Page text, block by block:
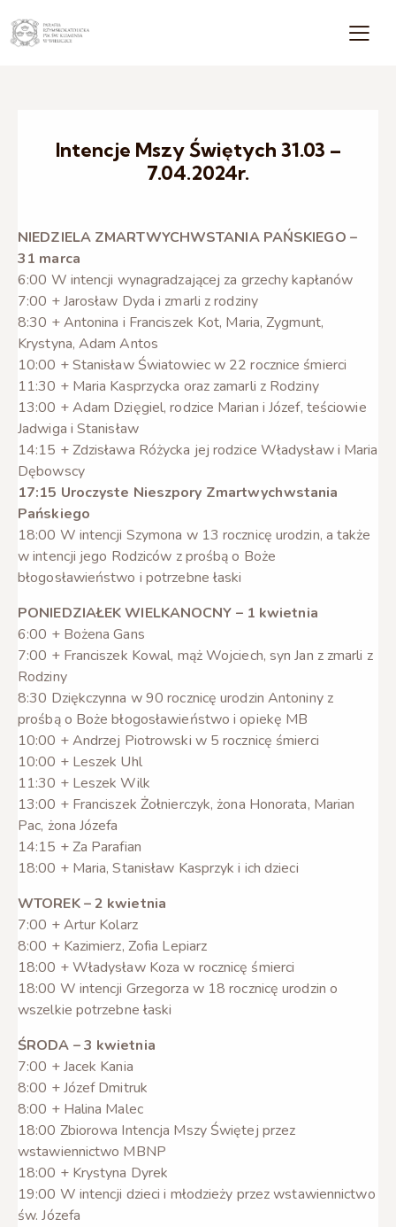
Intencje Mszy Świętych 31.03 –
7.04.2024r.
NIEDZIELA ZMARTWYCHWSTANIA PAŃSKIEGO –
31 marca
6:00 W intencji wynagradzającej za grzechy kapłanów
7:00 + Jarosław Dyda i zmarli z rodziny
8:30 + Antonina i Franciszek Kot, Maria, Zygmunt,
Krystyna, Adam Antos
10:00 + Stanisław Światowiec w 22 rocznice śmierci
11:30 + Maria Kasprzycka oraz zamarli z Rodziny
13:00 + Adam Dzięgiel, rodzice Marian i Józef, teściowie
Jadwiga i Stanisław
14:15 + Zdzisława Różycka jej rodzice Władysław i Maria
Dębowscy
17:15 Uroczyste Nieszpory Zmartwychwstania
Pańskiego
18:00 W intencji Szymona w 13 rocznicę urodzin, a także
w intencji jego Rodziców z prośbą o Boże
błogosławieństwo i potrzebne łaski
PONIEDZIAŁEK WIELKANOCNY – 1 kwietnia
6:00 + Bożena Gans
7:00 + Franciszek Kowal, mąż Wojciech, syn Jan z zmarli z
Rodziny
8:30 Dziękczynna w 90 rocznicę urodzin Antoniny z
prośbą o Boże błogosławieństwo i opiekę MB
10:00 + Andrzej Piotrowski w 5 rocznicę śmierci
10:00 + Leszek Uhl
11:30 + Leszek Wilk
13:00 + Franciszek Żołnierczyk, żona Honorata, Marian
Pac, żona Józefa
14:15 + Za Parafian
18:00 + Maria, Stanisław Kasprzyk i ich dzieci
WTOREK – 2 kwietnia
7:00 + Artur Kolarz
8:00 + Kazimierz, Zofia Lepiarz
18:00 + Władysław Koza w rocznicę śmierci
18:00 W intencji Grzegorza w 18 rocznicę urodzin o
wszelkie potrzebne łaski
ŚRODA – 3 kwietnia
7:00 + Jacek Kania
8:00 + Józef Dmitruk
8:00 + Halina Malec
18:00 Zbiorowa Intencja Mszy Świętej przez
wstawiennictwo MBNP
18:00 + Krystyna Dyrek
19:00 W intencji dzieci i młodzieży przez wstawiennictwo
św. Józefa